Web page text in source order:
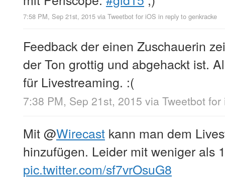
7:58 PM, Sep 21st, 2015 via Tweetbot for iΟS in reply to genkracke
Feedback der einen Zuschauerin
der Ton grottig und abgehackt ist.
für Livestreaming. :(
7:38 PM, Sep 21st, 2015 via Tweetbot
Mit@Wirecast kann man dem
hinzufügen. Leider mit weniger als
pic.twitter.com/sf7vrOsuG8